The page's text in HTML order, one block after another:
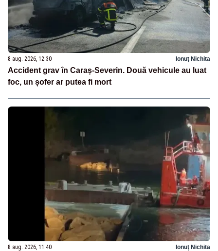
8 aug. 2026, 12:30 Ionuț Nichita
Accident grav în Caraș-Severin. Două vehicule au luat
foc, un șofer ar putea fi mort
8 aug. 2026, 11:40 Ionuț Nichita